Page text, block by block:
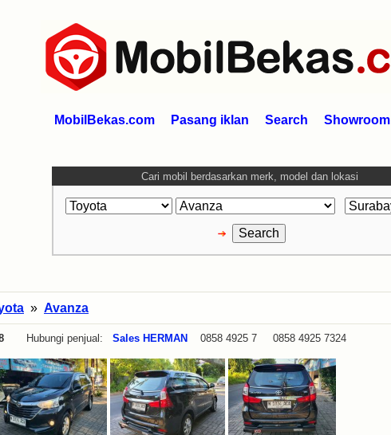
MobilBekas.com Pasang iklan Search Showroom
Cari mobil berdasarkan merk, model dan lokasi
» Avanza
Hubungi penjual: Sales HERMAN 0858 4925 7 0858 4925 7324